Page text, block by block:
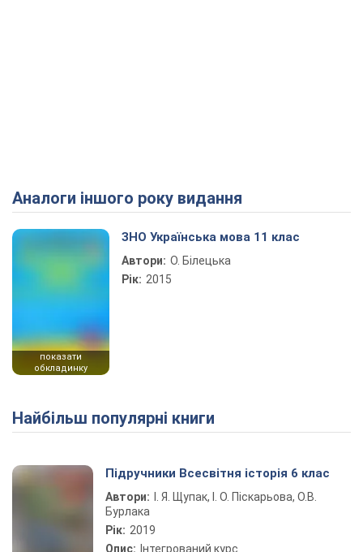
Аналоги іншого року видання
показати
обкладинку
ЗНО Українська мова 11 клас
Автори: О. Білецька
Рік: 2015
Найбільш популярні книги
Підручники Всесвітня історія 6 клас
Автори:
І. Я. Щупак, І. О. Піскарьова, О.В.
Бурлака
Рік: 2019
Опис: Інтегрований курс